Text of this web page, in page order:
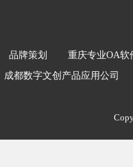
品牌策划
重庆专业OA软
成都数字文创产品应用公司